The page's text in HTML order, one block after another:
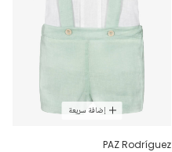
إضافة سريعة
PAZ Rodríguez